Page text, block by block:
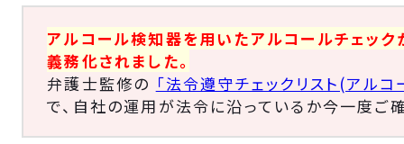
アルコール検知器を用いたアルコールチェッ
義務化されました。
弁護士監修の 「法令遵守チェックリスト(アル
で、自社の運用が法令に沿っているか今一度ご